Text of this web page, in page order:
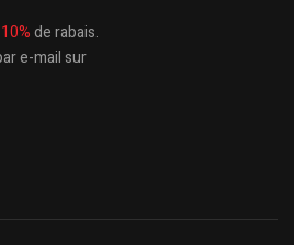
10%de rabais.
e-mail sur